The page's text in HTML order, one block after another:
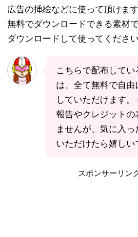
広告の挿絵などに使って頂けます
無料でダウンロードできる素材
ダウンロードして使ってください
こちらで配布して
は、全て無料で自由
していただけます
報告やクレジットの
ませんが、気に入
いただけたら嬉しい
スポンサーリン